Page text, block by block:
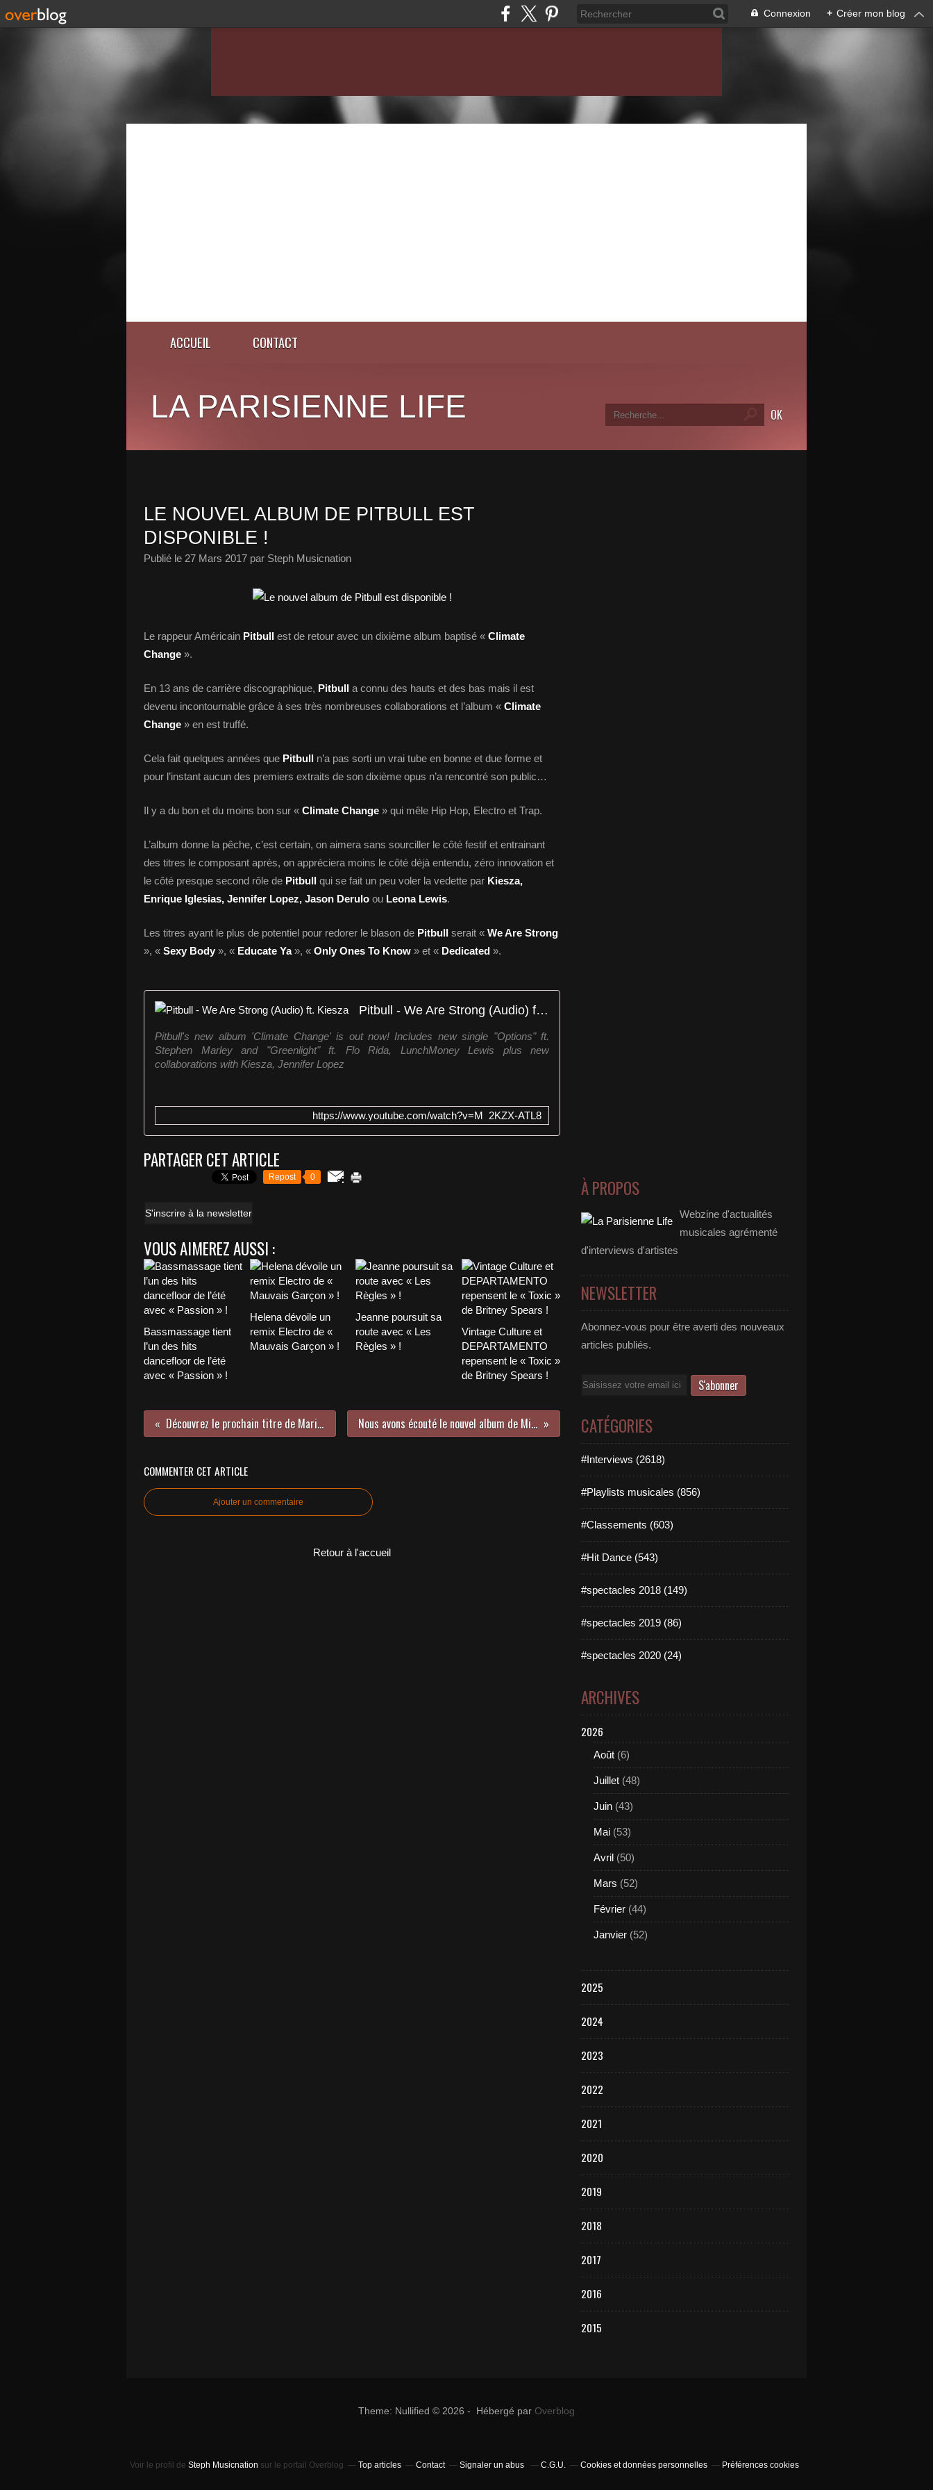
Connexion + Créer mon blog
ACCUEIL CONTACT
LA PARISIENNE LIFE
LE NOUVEL ALBUM DE PITBULL EST
DISPONIBLE !
Publié le 27 Mars 2017 par Steph Musicnation
Le rappeur Américain Pitbull est de retour avec un dixième album baptisé « Climate
Change ».
En 13 ans de carrière discographique, Pitbull a connu des hauts et des bas mais il est
devenu incontournable grâce à ses très nombreuses collaborations et l’album « Climate
Change » en est truffé.
Cela fait quelques années que Pitbull n’a pas sorti un vrai tube en bonne et due forme et
pour l’instant aucun des premiers extraits de son dixième opus n’a rencontré son public…
Il y a du bon et du moins bon sur « Climate Change » qui mêle Hip Hop, Electro et Trap.
L’album donne la pêche, c’est certain, on aimera sans sourciller le côté festif et entrainant
des titres le composant après, on appréciera moins le côté déjà entendu, zéro innovation et
le côté presque second rôle de Pitbull qui se fait un peu voler la vedette par Kiesza,
Enrique Iglesias, Jennifer Lopez, Jason Derulo ou Leona Lewis.
Les titres ayant le plus de potentiel pour redorer le blason de Pitbull serait « We Are Strong
», « Sexy Body », « Educate Ya», « Only Ones To Know » et « Dedicated ».
Pitbull - We Are Strong (Audio) ft. Kiesza
Pitbull's new album 'Climate Change' is out now! Includes new single "Options" ft.
Stephen Marley and "Greenlight" ft. Flo Rida, LunchMoney Lewis plus new
collaborations with Kiesza, Jennifer Lopez
https://www.youtube.com/watch?v=M_2KZX-ATL8
PARTAGER CET ARTICLE
Repost 0
S'inscrire à la newsletter
VOUS AIMEREZ AUSSI :
Bassmassage tient
l’un des hits
dancefloor de l’été
avec « Passion » !
Helena dévoile un
remix Electro de «
Mauvais Garçon » !
Jeanne poursuit sa
route avec « Les
Règles » !
Vintage Culture et
DEPARTAMENTO
repensent le « Toxic »
de Britney Spears !
Découvrez le prochain titre de Marie Baraton ! Nous avons écouté le nouvel album de Milky Chance !
COMMENTER CET ARTICLE
Ajouter un commentaire
Retour à l'accueil
À PROPOS
Webzine d'actualités
musicales agrémenté
d'interviews d'artistes
NEWSLETTER
Abonnez-vous pour être averti des nouveaux
articles publiés.
Email
CATÉGORIES
#Interviews (2618)
#Playlists musicales (856)
#Classements (603)
#Hit Dance (543)
#spectacles 2018 (149)
#spectacles 2019 (86)
#spectacles 2020 (24)
ARCHIVES
2026
Août (6)
Juillet (48)
Juin (43)
Mai (53)
Avril (50)
Mars (52)
Février (44)
Janvier (52)
2025
2024
2023
2022
2021
2020
2019
2018
2017
2016
2015
Theme: Nullified © 2026 - Hébergé par Overblog
Voir le profil de Steph Musicnation sur le portail Overblog Top articles Contact Signaler un abus C.G.U. Cookies et données personnelles Préférences cookies